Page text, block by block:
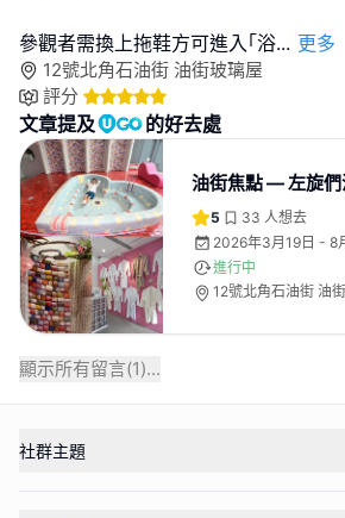
參觀者需換上拖鞋方可進入｢浴... 更多
12號北角石油街 油街玻璃屋
評分
文章提及 的好去處
油街焦點 — 左旋們
5 33 人想去
2026年3月19日 - 8
進行中
12號北角石油街 油
顯示所有留言(1)...
社群主題